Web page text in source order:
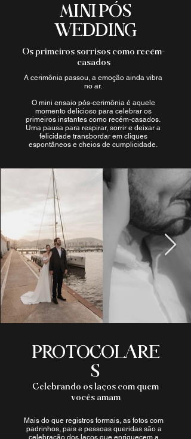
MINI PÓS
WEDDING
Os primeiros sorrisos como recém-
casados
A cerimônia passou, a emoção ainda vibra
no ar.
O mini ensaio pós-cerimônia é aquele
momento delicioso para celebrar os
primeiros instantes como recém-casados.
Uma pausa para respirar, sorrir e deixar a
felicidade transbordar em cliques
espontâneos e cheios de cumplicidade.
PROTOCOLARE
S
Celebrando os laços com quem
vocês amam
Mais do que registros formais, as fotos com
padrinhos, pais e pessoas queridas são a
celebração dos laços que enriquecem a